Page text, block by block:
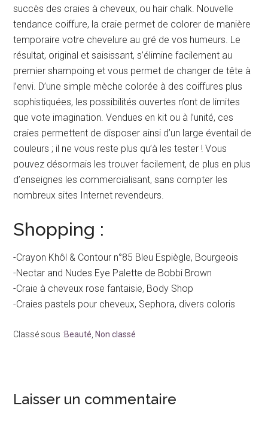
succès des craies à cheveux, ou hair chalk. Nouvelle
tendance coiffure, la craie permet de colorer de manière
temporaire votre chevelure au gré de vos humeurs. Le
résultat, original et saisissant, s’élimine facilement au
premier shampoing et vous permet de changer de tête à
l’envi. D’une simple mèche colorée à des coiffures plus
sophistiquées, les possibilités ouvertes n’ont de limites
que vote imagination. Vendues en kit ou à l’unité, ces
craies permettent de disposer ainsi d’un large éventail de
couleurs ; il ne vous reste plus qu’à les tester ! Vous
pouvez désormais les trouver facilement, de plus en plus
d’enseignes les commercialisant, sans compter les
nombreux sites Internet revendeurs.
Shopping :
-Crayon Khôl & Contour n°85 Bleu Espiègle, Bourgeois
-Nectar and Nudes Eye Palette de Bobbi Brown
-Craie à cheveux rose fantaisie, Body Shop
-Craies pastels pour cheveux, Sephora, divers coloris
Classé sous :Beauté Non classé
Interactions
Laisser un commentaire